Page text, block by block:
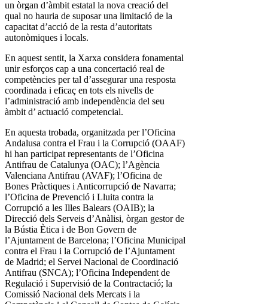
un òrgan d’àmbit estatal la nova creació del
qual no hauria de suposar una limitació de la
capacitat d’acció de la resta d’autoritats
autonòmiques i locals.
En aquest sentit, la Xarxa considera fonamental
unir esforços cap a una concertació real de
competències per tal d’assegurar una resposta
coordinada i eficaç en tots els nivells de
l’administració amb independència del seu
àmbit d’ actuació competencial.
En aquesta trobada, organitzada per l’Oficina
Andalusa contra el Frau i la Corrupció (OAAF)
hi han participat representants de l’Oficina
Antifrau de Catalunya (OAC); l’Agència
Valenciana Antifrau (AVAF); l’Oficina de
Bones Pràctiques i Anticorrupció de Navarra;
l’Oficina de Prevenció i Lluita contra la
Corrupció a les Illes Balears (OAIB); la
Direcció dels Serveis d’Anàlisi, òrgan gestor de
la Bústia Ètica i de Bon Govern de
l’Ajuntament de Barcelona; l’Oficina Municipal
contra el Frau i la Corrupció de l’Ajuntament
de Madrid; el Servei Nacional de Coordinació
Antifrau (SNCA); l’Oficina Independent de
Regulació i Supervisió de la Contractació; la
Comissió Nacional dels Mercats i la